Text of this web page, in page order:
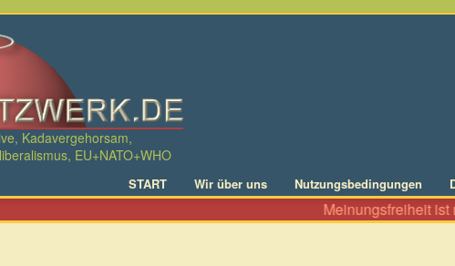
Kadavergehorsam,
EU+NATO+WHO
START Wir über uns Nutzungsbedingungen
Meinungsfreiheit ist